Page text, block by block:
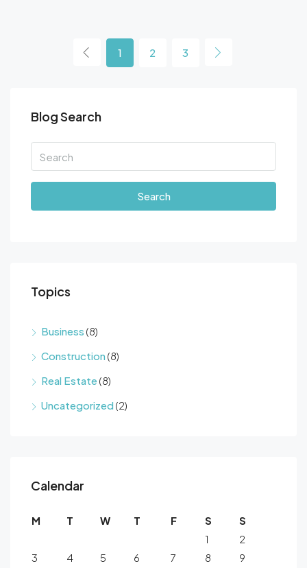
1 2 3
Blog Search
Search
Topics
Business (8)
Construction(8)
Real Estate(8)
Uncategorized(2)
Calendar
M T W T F S
S
1
2
3
4 5 6 7 8
9